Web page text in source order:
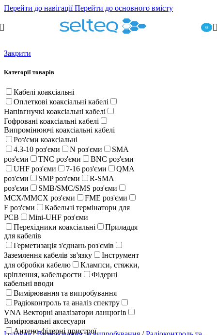
Перейти до навігаціїПерейти до основного вмісту
0
Закрити
Категорії товарів
Кабелі коаксіальні
Оплеткові коаксіальні кабелі
Напівгнучкі коаксіальні кабелі
Гофровані коаксіальні кабелі
Випромінюючі коаксіальні кабелі
Роз'єми коаксіальні
4.3-10 роз'єми
N роз'єми
SMA
роз'єми
TNC роз'єми
BNC роз'єми
UHF роз'єми
7-16 роз'єми
QMA
роз'єми
SMP роз'єми
R-SMA
роз'єми
SMB/SMC/SMS роз'єми
MCX/MMCX роз'єми
FME роз'єми
F роз'єми
Кабельні термінатори для
PCB
Mini-UHF роз'єми
Перехідники коаксіальні
Приладдя
для кабелів
Герметизація з'єднань роз'ємів
Заземлення кабелів зв'язку
Інструмент
для обробки кабелю
Клампси, стяжки,
кріплення, кабельрости
Фідерні
кабельні вводи
Вимірювання та випробування
Радіоконтроль та аналіз спектру
VNA Векторні аналізатори ланцюгів
Вимірювальні аксесуари
Антено-фідерні пристрої